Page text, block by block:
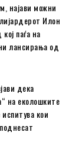
најави можни
Илон
паѓа на
лансирања од
дека
на еколошките
кои